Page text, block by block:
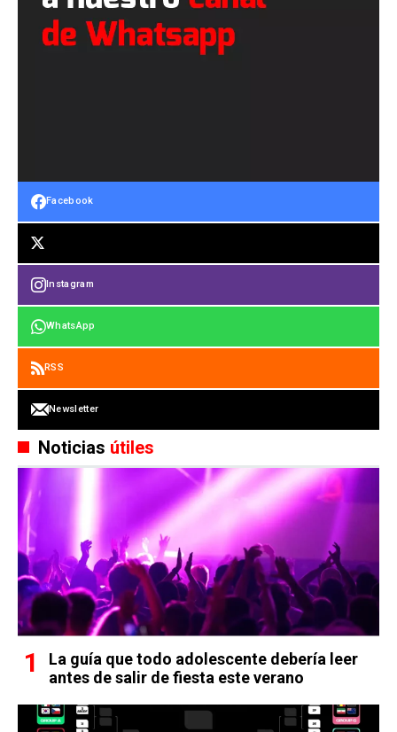
Facebook
Instagram
WhatsApp
RSS
Newsletter
Noticias útiles
La guía que todo adolescente debería leer
antes de salir de fiesta este verano